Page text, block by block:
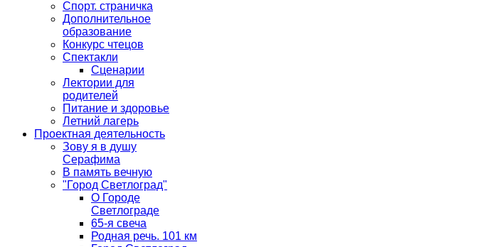
Спорт. страничка
Дополнительное
образование
Конкурс чтецов
Спектакли
Сценарии
Лектории для
родителей
Питание и здоровье
Летний лагерь
Проектная деятельность
Зову я в душу
Серафима
В память вечную
"Город Светлоград"
О Городе
Светлограде
65-я свеча
Родная речь. 101 км